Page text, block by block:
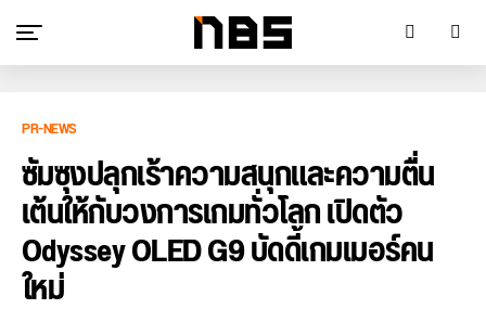
PR-NEWS
ซัมซุงปลุกเร้าความสนุกและความตื่น
เต้นให้กับวงการเกมทั่วโลก เปิดตัว
Odyssey OLED G9 บัดดี้เกมเมอร์คน
ใหม่